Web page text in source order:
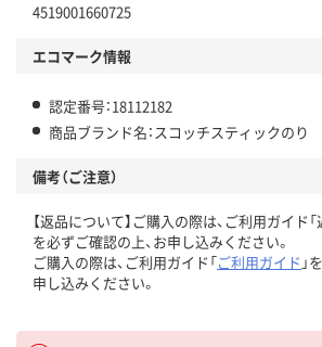
4519001660725
エコマーク情報
認定番号：18112182
商品ブランド名：スコッチスティックのり
備考（ご注意）
【返品について】ご購入の際は、ご利用ガイド「
を必ずご確認の上、お申し込みください。
ご購入の際は、ご利用ガイド「ご利用ガイド 」
申し込みください。